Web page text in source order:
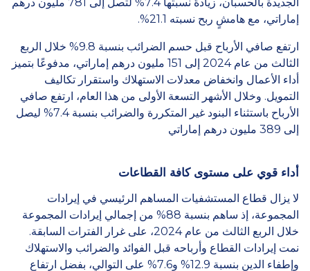
الجديدة بالحسبان، زيادةً نسبتها 7.4% لتصل إلى 781 مليون درهم
إماراتي، مع هامشٍ ربح نسبته 21.1%.
ارتفع صافي الأرباح قبل حسم الضرائب بنسبة 9.8% خلال الربع
الثالث من عام 2024 إلى 151 مليون درهم إماراتي، مدفوعًا بتميز
أداء الأعمال وانخفاض معدلات الاستهلاك واستقرار تكاليف
التمويل. وخلال الأشهر التسعة الأولى من هذا العام، ارتفع صافي
الأرباح باستثناء البنود غير المتكررة والضرائب بنسبة 7.4% ليصل
إلى 389 مليون درهم إماراتي
أداء قوي على مستوى كافة القطاعات
لا يزال قطاع المستشفيات المساهم الرئيسي في إيرادات
المجموعة، إذ ساهم بنسبة 88% من إجمالي إيرادات المجموعة
خلال الربع الثالث من عام 2024، على غرار الفترات السابقة.
نمت إيرادات القطاع وأرباحه قبل الفوائد والضرائب والاستهلاك
وإطفاء الدين بنسبة 12.9% و7.6% على التوالي، بفضل ارتفاع